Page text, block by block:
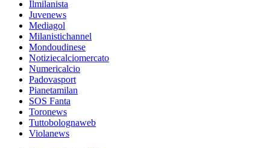
Ilmilanista
Juvenews
Mediagol
Milanistichannel
Mondoudinese
Notiziecalciomercato
Numericalcio
Padovasport
Pianetamilan
SOS Fanta
Toronews
Tuttobolognaweb
Violanews